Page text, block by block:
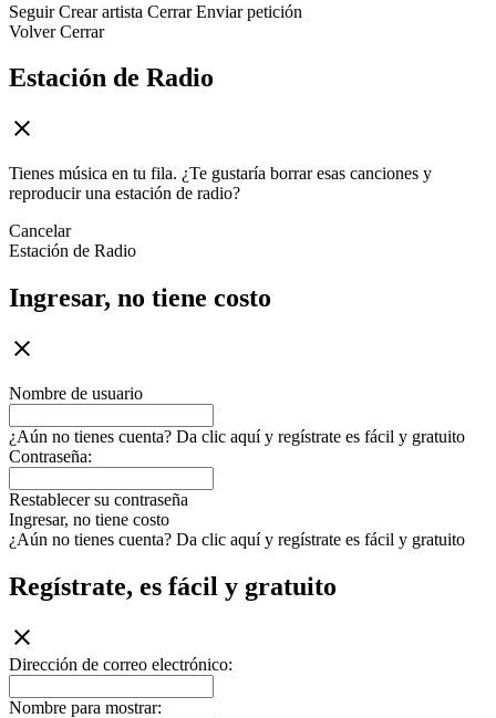
Seguir Crear artista Cerrar Enviar petición
Volver Cerrar
Estación de Radio
Tienes música en tu fila. ¿Te gustaría borrar esas canciones y
reproducir una estación de radio?
Cancelar
Estación de Radio
Ingresar, no tiene costo
Nombre de usuario
¿Aún no tienes cuenta? Da clic aquí y regístrate es fácil y gratuito
Contraseña:
Restablecer su contraseña
Ingresar, no tiene costo
¿Aún no tienes cuenta? Da clic aquí y regístrate es fácil y gratuito
Regístrate, es fácil y gratuito
Dirección de correo electrónico:
Nombre para mostrar: